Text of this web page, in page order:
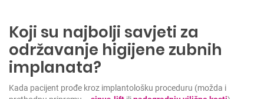
Koji su najbolji savjeti za
održavanje higijene zubnih
implanata?
Kada pacijent prođe kroz implantološku proceduru (možda i